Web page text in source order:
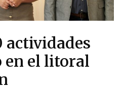
actividades
en el litoral